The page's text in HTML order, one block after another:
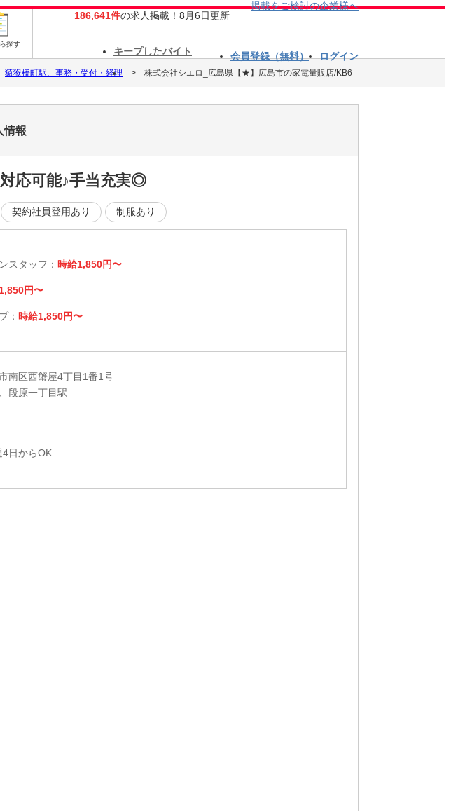
探す
186,641件の求人掲載！8月6日更新
掲載をご検討の企業様へ
キープしたバイト 会員登録（無料） ログイン
猿猴橋町駅、事務・受付・経理 株式会社シエロ_広島県【★】広島市の家電量販店/KB6
情報
応可能♪手当充実◎
契約社員登用あり 制服あり
スタッフ： 時給1,850円〜
円〜
： 時給1,850円〜
南区西蟹屋4丁目1番1号
段原一丁目駅
4日からOK